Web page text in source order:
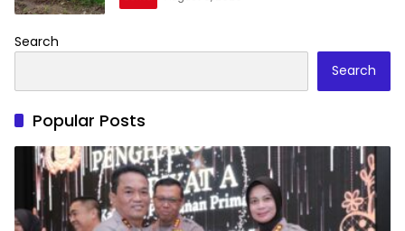
Search
Search
Popular Posts